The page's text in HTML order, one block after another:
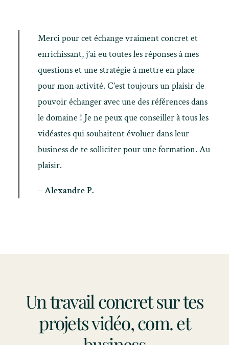
Merci pour cet échange vraiment concret et
enrichissant, j’ai eu toutes les réponses à mes
questions et une stratégie à mettre en place
pour mon activité. C’est toujours un plaisir de
pouvoir échanger avec une des références dans
le domaine ! Je ne peux que conseiller à tous les
vidéastes qui souhaitent évoluer dans leur
business de te solliciter pour une formation. Au
plaisir.
– Alexandre P.
Un travail concret sur tes
projets vidéo, com. et